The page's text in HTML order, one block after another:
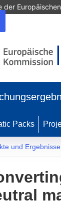
der
Packs
und Ergebnisse